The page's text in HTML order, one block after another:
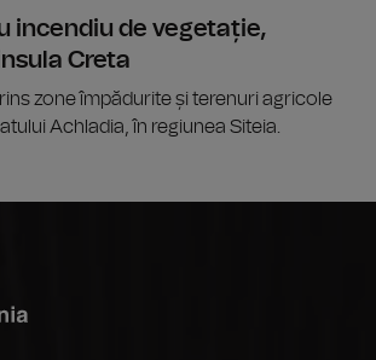
incendiu de vegetație,
Creta
zone împădurite și terenuri agricole
Achladia, în regiunea Siteia.